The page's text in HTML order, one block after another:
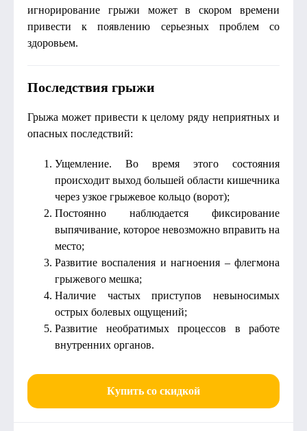
игнорирование грыжи может в скором времени
привести к появлению серьезных проблем со
здоровьем.
Последствия грыжи
Грыжа может привести к целому ряду неприятных и
опасных последствий:
Ущемление. Во время этого состояния
происходит выход большей области кишечника
через узкое грыжевое кольцо (ворот);
Постоянно наблюдается фиксирование
выпячивание, которое невозможно вправить на
место;
Развитие воспаления и нагноения – флегмона
грыжевого мешка;
Наличие частых приступов невыносимых
острых болевых ощущений;
Развитие необратимых процессов в работе
внутренних органов.
Купить со скидкой